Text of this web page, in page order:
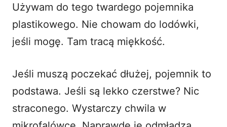
Używam do tego twardego pojemnika
plastikowego. Nie chowam do lodówki,
jeśli mogę. Tam tracą miękkość.
Jeśli muszą poczekać dłużej, pojemnik to
podstawa. Jeśli są lekko czerstwe? Nic
straconego. Wystarczy chwila w